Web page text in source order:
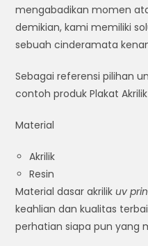
mengabadikan momen
demikian, kami memiliki
sebuah cinderamata
Sebagai referensi pilihan
contoh produk Plakat
Material
Akrilik
Resin
Material dasar akrilikuv
keahlian dan kualitas
perhatian siapa pun yang